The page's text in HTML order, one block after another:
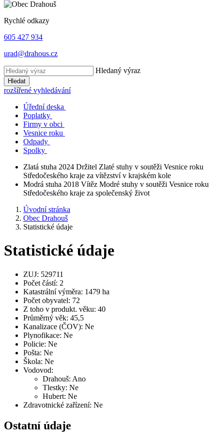
Rychlé odkazy
605 427 934
urad@drahous.cz
Hledaný výraz
Hledat
rozšířené vyhledávání
Úřední deska
Poplatky
Firmy v obci
Vesnice roku
Odpady
Spolky
Zlatá stuha 2024 Držitel Zlaté stuhy v soutěži Vesnice roku
Středočeského kraje za vítězství v krajském kole
Modrá stuha 2018 Vítěz Modré stuhy v soutěži Vesnice roku
Středočeského kraje za společenský život
Úvodní stránka
Obec Drahouš
Statistické údaje
Statistické údaje
ZUJ: 529711
Počet částí: 2
Katastrální výměra: 1479 ha
Počet obyvatel: 72
Z toho v produkt. věku: 40
Průměrný věk: 45,5
Kanalizace (ČOV): Ne
Plynofikace: Ne
Policie: Ne
Pošta: Ne
Škola: Ne
Vodovod:
Drahouš: Ano
Tlestky: Ne
Hubert: Ne
Zdravotnické zařízení: Ne
Ostatní údaje